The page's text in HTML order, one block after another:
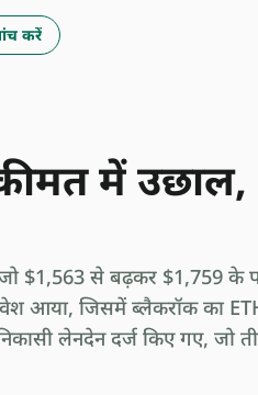
करें
में उछाल,
$1,563 से बढ़कर $1,759 के
आया, जिसमें ब्लैकरॉक का
लेनदेन दर्ज किए गए, जो